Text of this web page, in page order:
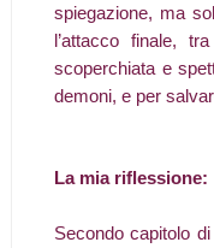
spiegazione, ma
l’attacco finale,
scoperchiata e
demoni, e per
La mia riflessione:
Secondo capitolo